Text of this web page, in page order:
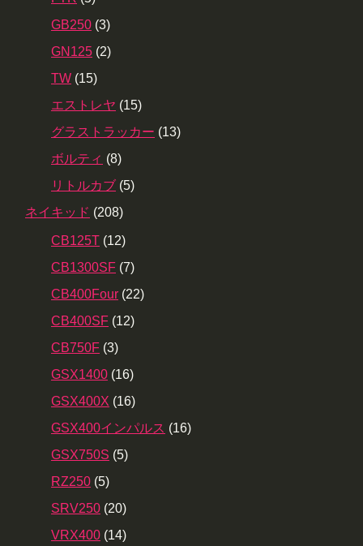
GB250 (3)
GN125 (2)
TW (15)
エストレヤ (15)
グラストラッカー (13)
ボルティ (8)
リトルカブ (5)
ネイキッド (208)
CB125T (12)
CB1300SF (7)
CB400Four (22)
CB400SF (12)
CB750F (3)
GSX1400 (16)
GSX400X (16)
GSX400インパルス (16)
GSX750S (5)
RZ250 (5)
SRV250 (20)
VRX400 (14)